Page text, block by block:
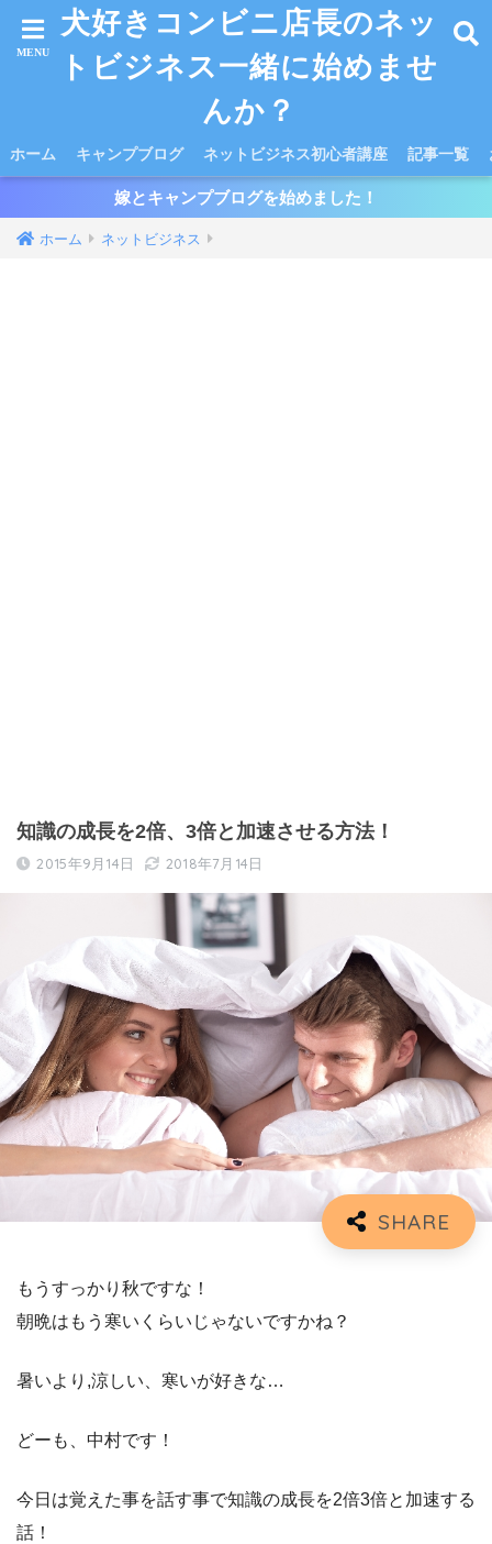
犬好きコンビニ店長のネッ
トビジネス一緒に始めませ
んか？
ホーム キャンプブログ ネットビジネス初心者講座 記事一覧
嫁とキャンプブログを始めました！
ホーム ネットビジネス
知識の成長を2倍、3倍と加速させる方法！
2015年9月14日 2018年7月14日
もうすっかり秋ですな！
朝晩はもう寒いくらいじゃないですかね？
暑いより,涼しい、寒いが好きな…
どーも、中村です！
今日は覚えた事を話す事で知識の成長を2倍3倍と加速する
話！